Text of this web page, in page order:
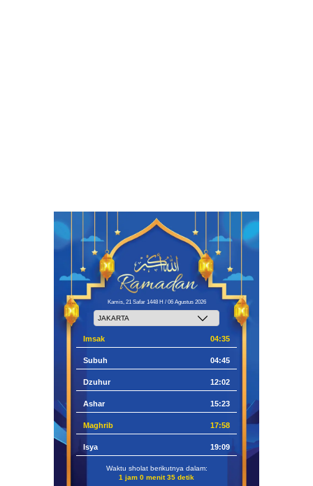
Kamis, 21 Safar 1448 H / 06 Agustus 2026
Imsak 04:35
Subuh 04:45
Dzuhur 12:02
Ashar 15:23
Maghrib 17:58
Isya 19:09
Waktu sholat berikutnya dalam:
1 jam 0 menit 34 detik